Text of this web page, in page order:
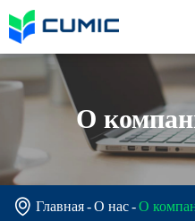
О
 Главная О нас О